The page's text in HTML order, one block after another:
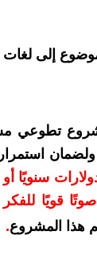
إلى
تطوعي
ولضمان
بمبلغ 10
قويًا
هذا المشروع.